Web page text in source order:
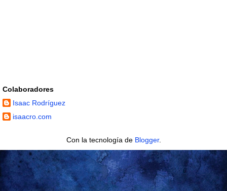
Colaboradores
Isaac Rodríguez
isaacro.com
Con la tecnología de Blogger.